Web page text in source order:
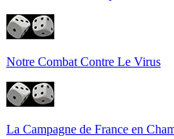
Notre Combat Contre Le Virus
La Campagne de France en